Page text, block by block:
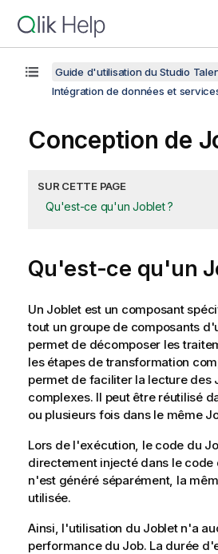
Guide d'utilisation du Studio
Intégration de données et
Conception de
SUR CETTE PAGE
Qu'est-ce qu'un Joblet ?
Qu'est-ce qu'un
Un Joblet est un composant
tout un groupe de composants
permet de décomposer les
les étapes de transformation
permet de faciliter la lecture des
complexes. Il peut être réutilisé
ou plusieurs fois dans le même
Lors de l'exécution, le code du
directement injecté dans le code
n'est généré séparément, la
utilisée.
Ainsi, l'utilisation du Joblet n'a
performance du Job. La durée